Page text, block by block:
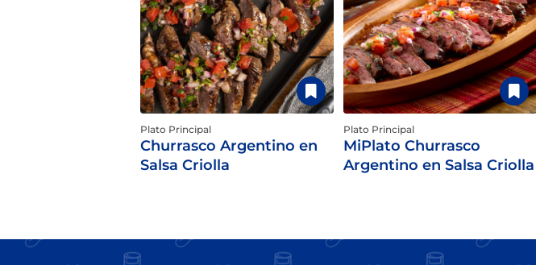
Plato Principal
Churrasco Argentino en
Salsa Criolla
Plato Principal
MiPlato Churrasco
Argentino en Salsa Criolla